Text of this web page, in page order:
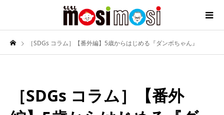
［SDGs コラム］【番外編】5歳からはじめる『ダンボちゃん』
［SDGs コラム］【番外